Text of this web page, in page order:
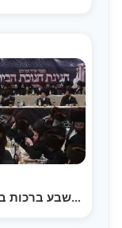
שמחות השבע ברכות בחצר סקולען וויליאמסבורג אינאיינעם…